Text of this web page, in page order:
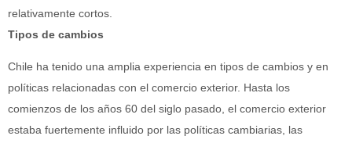
relativamente cortos.
Tipos de cambios
Chile ha tenido una amplia experiencia en tipos de cambios y en
políticas relacionadas con el comercio exterior. Hasta los
comienzos de los años 60 del siglo pasado, el comercio exterior
estaba fuertemente influido por las políticas cambiarias, las